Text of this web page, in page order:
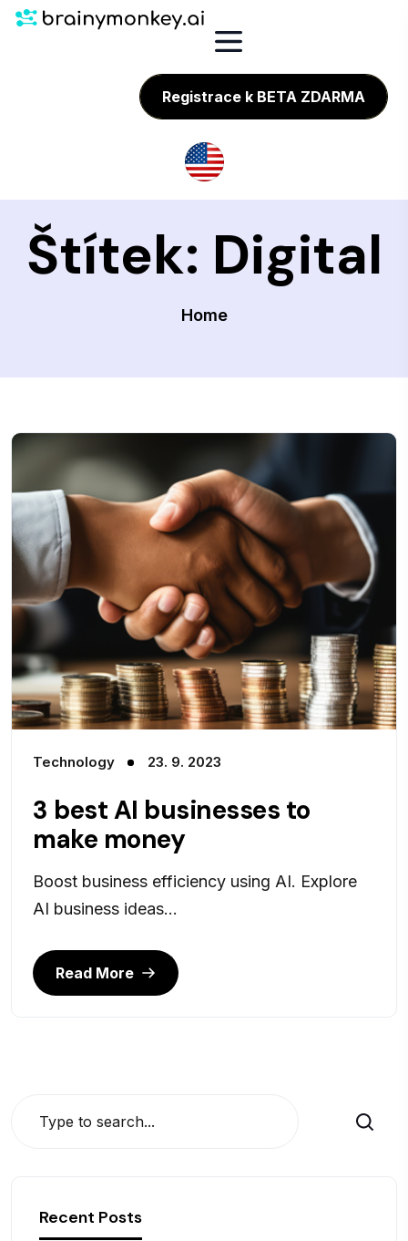
Registrace k BETA ZDARMA
Štítek: Digital
Home
Technology 23. 9. 2023
3 best AI businesses to
make money
Boost business efficiency using AI. Explore
AI business ideas...
Read More
Search
Recent Posts